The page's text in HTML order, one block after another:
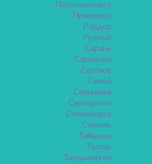
Петропавловск
Приозерск
Риддер
Рудный
Сарань
Сарыагаш
Сатпаев
Семей
Сергеевка
Серебрянск
Степногорск
Степняк
Тайынша
Талгар
Талдыкорган